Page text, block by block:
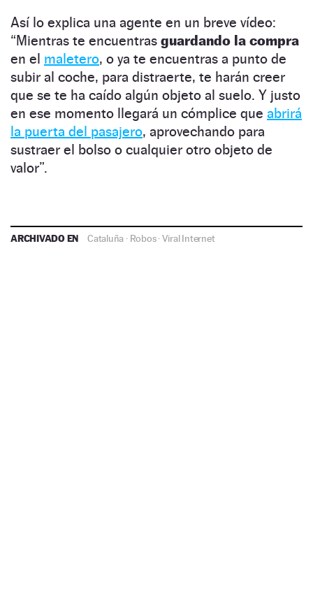
Así lo explica una agente en un breve vídeo:
“Mientras te encuentras guardando la compra
en el maletero, o ya te encuentras a punto de
subir al coche, para distraerte, te harán creer
que se te ha caído algún objeto al suelo. Y justo
en ese momento llegará un cómplice que abrirá
la puerta del pasajero, aprovechando para
sustraer el bolso o cualquier otro objeto de
valor”.
ARCHIVADO EN Cataluña · Robos·Viral Internet